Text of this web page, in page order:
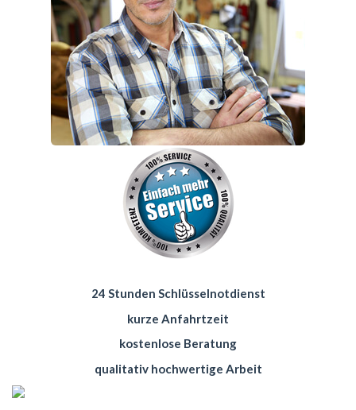
24 Stunden Schlüsselnotdienst
kurze Anfahrtzeit
kostenlose Beratung
qualitativ hochwertige Arbeit